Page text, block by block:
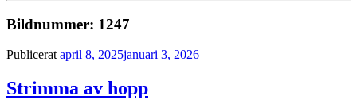
Bildnummer: 1247
Publicerat april 8, 2025januari 3, 2026
Strimma av hopp